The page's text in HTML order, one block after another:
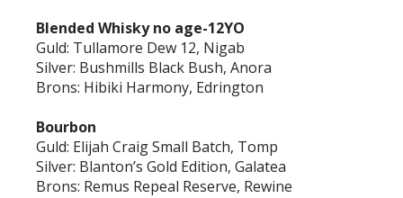
Blended Whisky no age-12YO
Guld: Tullamore Dew 12, Nigab
Silver: Bushmills Black Bush, Anora
Brons: Hibiki Harmony, Edrington
Bourbon
Guld: Elijah Craig Small Batch, Tomp
Silver: Blanton’s Gold Edition, Galatea
Brons: Remus Repeal Reserve, Rewine